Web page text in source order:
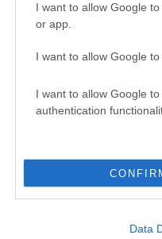
I want to allow Google
or app.
I want to allow Google
I want to allow Google
authentication
Data
adta elő.
az intézmény
a színházat. Lánya,
színház ügyeit,
bemutatójának –
el tanácsokkal a